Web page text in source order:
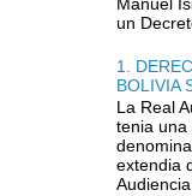
un
1.
BOLIVIA
La Real
tenia una
extendia